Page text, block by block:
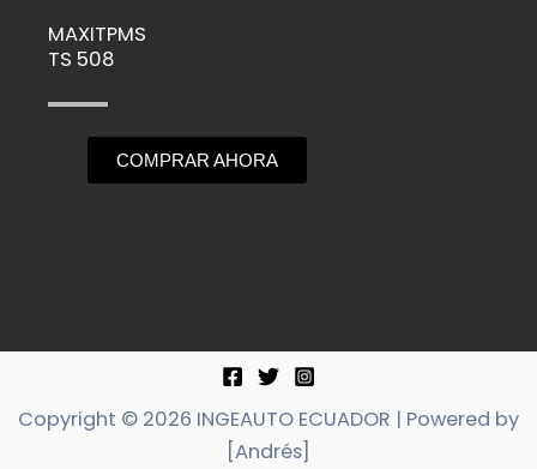
MAXITPMS
TS 508
COMPRAR AHORA
Copyright © 2026 INGEAUTO ECUADOR | Powered by
[Andrés]